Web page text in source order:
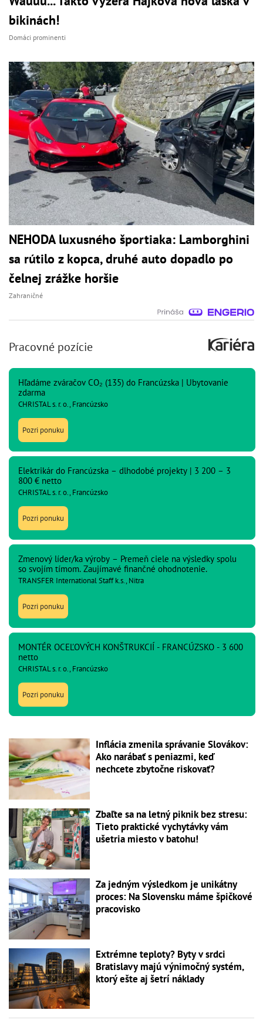
bikinách!
Domáci prominenti
NEHODA luxusného športiaka: Lamborghini
sa rútilo z kopca, druhé auto dopadlo po
čelnej zrážke horšie
Zahraničné
Pracovné pozície
Hľadáme zváračov CO₂ (135) do Francúzska | Ubytovanie
zdarma
CHRISTAL s. r. o., Francúzsko
Pozri ponuku
Elektrikár do Francúzska – dlhodobé projekty | 3 200 – 3
800 € netto
CHRISTAL s. r. o., Francúzsko
Pozri ponuku
Zmenový líder/ka výroby – Premeň ciele na výsledky spolu
so svojím tímom. Zaujímavé finančné ohodnotenie.
TRANSFER International Staff k.s., Nitra
Pozri ponuku
MONTÉR OCEĽOVÝCH KONŠTRUKCIÍ - FRANCÚZSKO - 3 600
netto
CHRISTAL s. r. o., Francúzsko
Pozri ponuku
Inflácia zmenila správanie Slovákov:
Ako narábať s peniazmi, keď
nechcete zbytočne riskovať?
Zbaľte sa na letný piknik bez stresu:
Tieto praktické vychytávky vám
ušetria miesto v batohu!
Za jedným výsledkom je unikátny
proces: Na Slovensku máme špičkové
pracovisko
Extrémne teploty? Byty v srdci
Bratislavy majú výnimočný systém,
ktorý ešte aj šetrí náklady